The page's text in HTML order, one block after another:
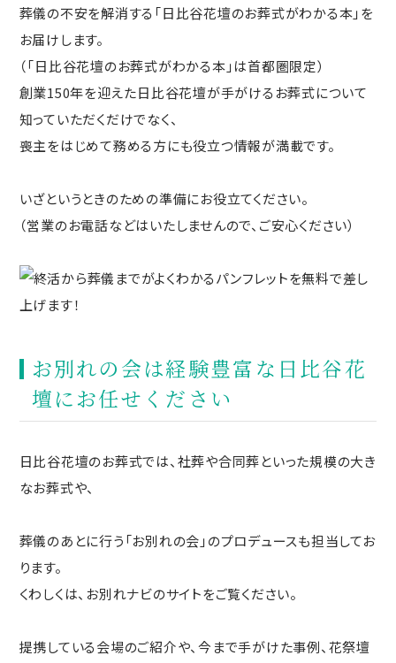
葬儀の不安を解消する「日比谷花壇のお葬式がわかる本」を
お届けします。
（「日比谷花壇のお葬式がわかる本」は首都圏限定）
創業150年を迎えた日比谷花壇が手がけるお葬式について
知っていただくだけでなく、
喪主をはじめて務める方にも役立つ情報が満載です。
いざというときのための準備にお役立てください。
（営業のお電話などはいたしませんので、ご安心ください）
お別れの会は経験豊富な日比谷花
壇にお任せください
日比谷花壇のお葬式では、社葬や合同葬といった規模の大き
なお葬式や、
葬儀のあとに行う「お別れの会」のプロデュースも担当してお
ります。
くわしくは、お別れナビのサイトをご覧ください。
提携している会場のご紹介や、今まで手がけた事例、花祭壇